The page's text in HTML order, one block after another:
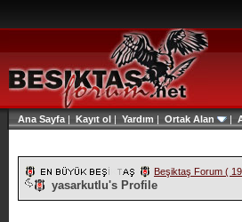
Ana Sayfa | Kayıt ol | Yardım | Ortak Alan |
Beşiktaş Forum (
yasarkutlu's Profile